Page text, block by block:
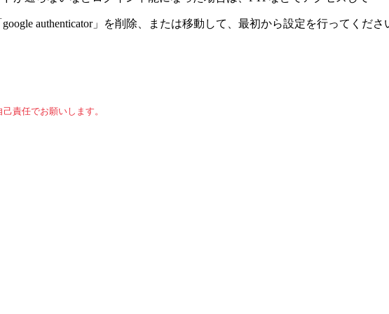
authenticator」を削除、または移動して、最初から設定を行ってくださ
責任でお願いします。